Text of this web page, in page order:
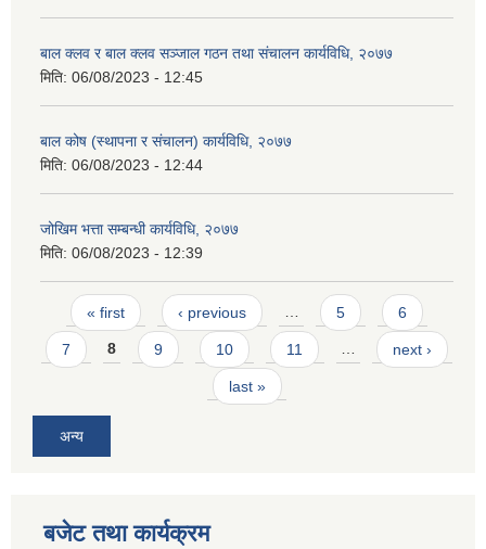
बाल क्लव र बाल क्लव सञ्जाल गठन तथा संचालन कार्यविधि, २०७७
मिति: 06/08/2023 - 12:45
बाल कोष (स्थापना र संचालन) कार्यविधि, २०७७
मिति: 06/08/2023 - 12:44
जोखिम भत्ता सम्बन्धी कार्यविधि, २०७७
मिति: 06/08/2023 - 12:39
Pages
« first ‹ previous … 5 6
7 8 9 10 11 … next ›
last »
अन्य
बजेट तथा कार्यक्रम